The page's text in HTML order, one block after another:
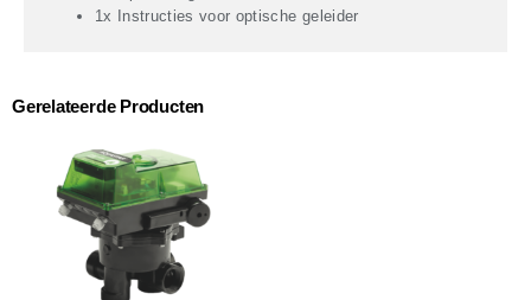
1x Instructies voor optische geleider
Gerelateerde Producten